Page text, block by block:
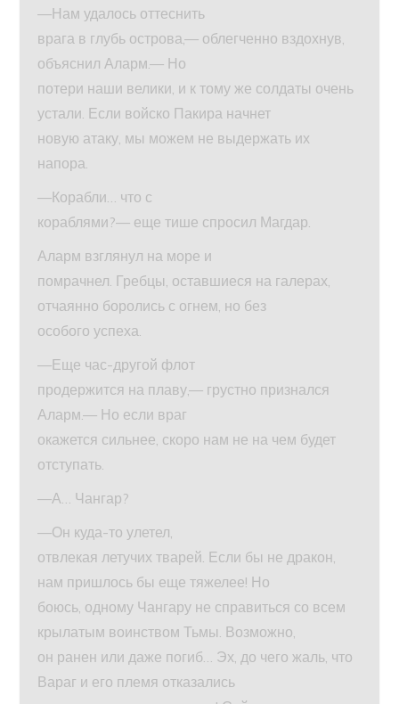
—Нам удалось оттеснить
врага в глубь острова,— облегченно вздохнув,
объяснил Аларм.— Но
потери наши велики, и к тому же солдаты очень
устали. Если войско Пакира начнет
новую атаку, мы можем не выдержать их
напора.
—Корабли… что с
кораблями?— еще тише спросил Магдар.
Аларм взглянул на море и
помрачнел. Гребцы, оставшиеся на галерах,
отчаянно боролись с огнем, но без
особого успеха.
—Еще час-другой флот
продержится на плаву,— грустно признался
Аларм.— Но если враг
окажется сильнее, скоро нам не на чем будет
отступать.
—А… Чангар?
—Он куда-то улетел,
отвлекая летучих тварей. Если бы не дракон,
нам пришлось бы еще тяжелее! Но
боюсь, одному Чангару не справиться со всем
крылатым воинством Тьмы. Возможно,
он ранен или даже погиб… Эх, до чего жаль, что
Вараг и его племя отказались